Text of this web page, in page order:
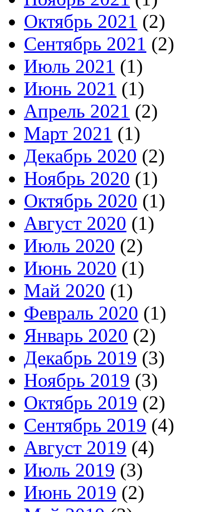
Октябрь 2021 (2)
Сентябрь 2021 (2)
Июль 2021 (1)
Июнь 2021 (1)
Апрель 2021 (2)
Март 2021 (1)
Декабрь 2020 (2)
Ноябрь 2020 (1)
Октябрь 2020 (1)
Август 2020 (1)
Июль 2020 (2)
Июнь 2020 (1)
Май 2020 (1)
Февраль 2020 (1)
Январь 2020 (2)
Декабрь 2019 (3)
Ноябрь 2019 (3)
Октябрь 2019 (2)
Сентябрь 2019 (4)
Август 2019 (4)
Июль 2019 (3)
Июнь 2019 (2)